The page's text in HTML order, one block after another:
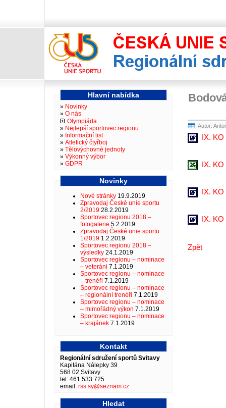
Autor:
IX.
IX.
IX.
IX. KO
Zpět
Hlavní nabídka
Novinky
O nás
Olympiáda
Nejlepší sportovec regionu
Informační list
Atletický čtyřboj
Tělovýchovné jednoty
Výkonný výbor
GDPR
Novinky
Nové stránky 19.9.2019
Zpravodaj České unie sportu
2/2019 28.2.2019
Sportovec regionu 2018 –
fotogalerie 5.2.2019
Zpravodaj České unie sportu
1/2019 1.2.2019
Sportovec regionu 2018 –
výsledky 24.1.2019
Sportovec regionu – nominace
– veteráni 7.1.2019
Sportovec regionu – nominace
– trenéři 7.1.2019
Sportovec regionu – nominace
– regionální trenéři 7.1.2019
Sportovec regionu – nominace
– mimořádný výkon 7.1.2019
Sportovec regionu – nominace
– krajánek 7.1.2019
Kontakt
Regionální sdružení sportů Svitavy
Kapitána Nálepky 39
568 02 Svitavy
tel: 461 533 725
email: rss.sy@seznam.cz
Hledat